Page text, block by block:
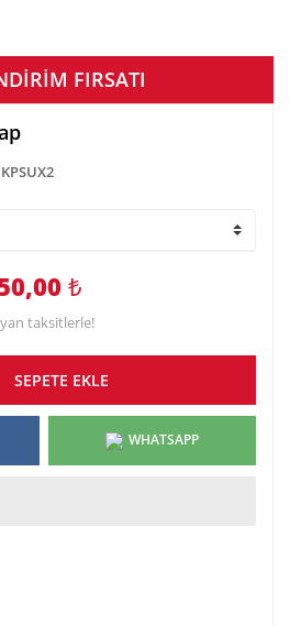
FIRSATI
₺
taksitlerle!
SEPETE EKLE
WHATSAPP